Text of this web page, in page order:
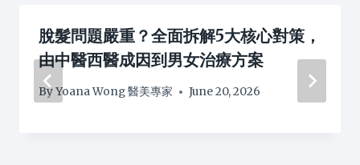
脫髮問題嚴重？全面拆解5大核心對策，
由中醫西醫成因到男女治療方案
ByYoana Wong 醫美專家 June 20, 2026